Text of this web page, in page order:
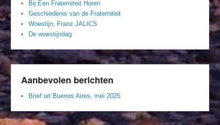
Bij Een Fraterniteit Horen
Geschiedenis van de Fraterniteit
Woestijn, Franz JALICS
De woestijndag
Aanbevolen berichten
Brief uit Buenos Aires, mei 2025